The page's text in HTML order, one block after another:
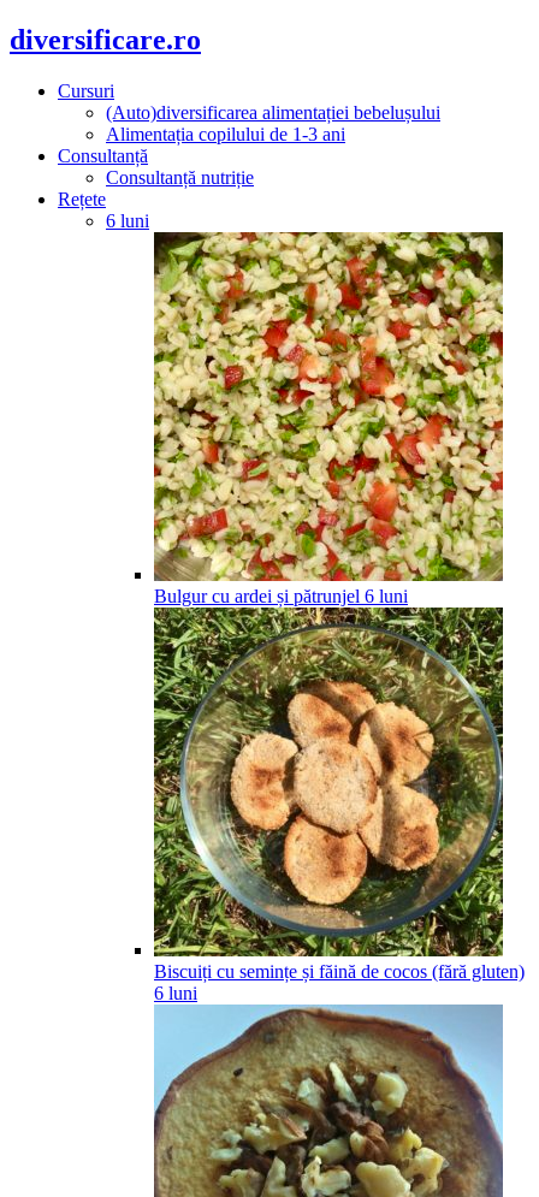
diversificare.ro
Cursuri
(Auto)diversificarea alimentației bebelușului
Alimentația copilului de 1-3 ani
Consultanță
Consultanță nutriție
Rețete
6 luni
Bulgur cu ardei și pătrunjel 6 luni
Biscuiți cu semințe și făină de cocos (fără gluten)
6 luni